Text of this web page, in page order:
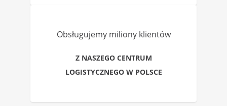
Obsługujemy miliony klientów
Z NASZEGO CENTRUM
LOGISTYCZNEGO W POLSCE